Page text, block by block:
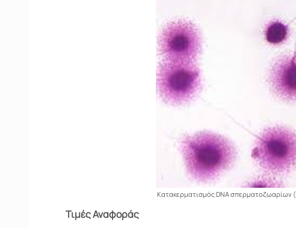
Κατακερματισμός DNA σπερματοζωαρίων (
Τιμές Αναφοράς